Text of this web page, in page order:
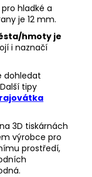
hladké a
je 12 mm.
hmoty je
i naznačí
dohledat
tipy
3D tiskárnách
výrobce pro
prostředí,